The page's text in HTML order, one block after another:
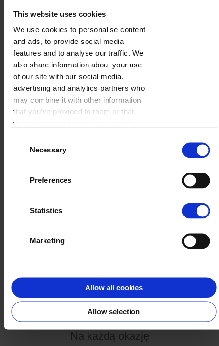
This website uses cookies
We use cookies to personalise content
and ads, to provide social media
features and to analyse our traffic. We
also share information about your use
of our site with our social media,
advertising and analytics partners who
may combine it with other information
that you’ve provided to them or that
they’ve collected from your use of
SelectionNecessary
Preferences
Statistics
Marketing
Allow all cookies
Allow selection
Na każdą okazję